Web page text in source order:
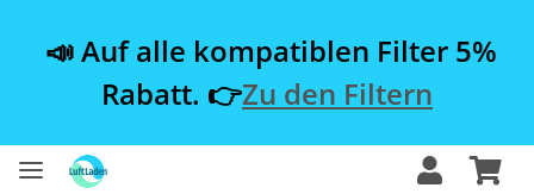
📣 Auf alle kompatiblen Filter 5%
Rabatt. 👉Zu den Filtern